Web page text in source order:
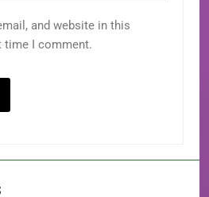
and website in this
time I comment.